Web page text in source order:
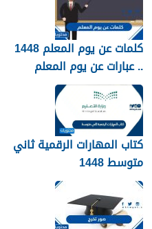
كلمات عن يوم المعلم 1448
.. عبارات عن يوم المعلم
مكتوبة 1448
كتاب المهارات الرقمية ثاني
متوسط 1448